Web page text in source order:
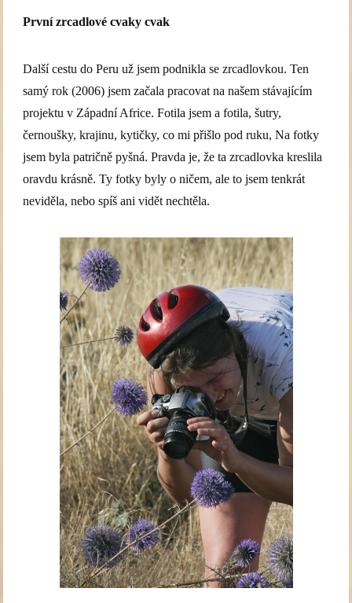
První zrcadlové cvaky cvak
Další cestu do Peru už jsem podnikla se zrcadlovkou. Ten
samý rok (2006) jsem začala pracovat na našem stávajícím
projektu v Západní Africe. Fotila jsem a fotila, šutry,
černoušky, krajinu, kytičky, co mi přišlo pod ruku, Na fotky
jsem byla patričně pyšná. Pravda je, že ta zrcadlovka kreslila
oravdu krásně. Ty fotky byly o ničem, ale to jsem tenkrát
neviděla, nebo spíš ani vidět nechtěla.